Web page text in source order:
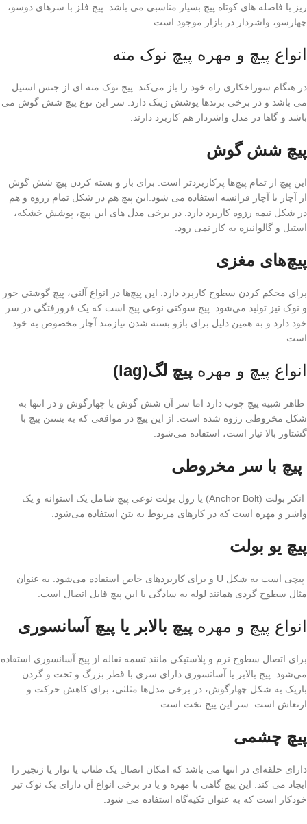
ریز با فاصله های کوتاه پیچ بسیار مناسبی می باشد. پیچ فلز با سرهای دوسو،
چهارسو، واشردار در بازار موجود است.
انواع پیچ و مهره پیچ نوک مته
در هنگام سوراخکاری راه خود را باز می‌کند. پیچ نوک مته ای از جنس استیل
می باشد و در برخی برندها پوشش زینک دارد. سر این نوع پیچ شش گوش می
باشد و گاها در مدل واشردار هم کاربرد دارند.
پیچ شش گوش
این پیچ از تمام پیچ‌ها پرکاربردتر است. برای باز و بسته کردن پیچ شش گوش
از آچار یا آچار فرانسه استفاده می شود.این پیچ هم در شکل تمام رزوه و هم
در شکل نیمه رزوه کاربرد دارد. در برخی مدل های این پیچ، پوشش خشکه،
استیل و گالوانیزه به کار نمی رود.
پیچ‌های مغزی
برای محکم کردن سطوح کاربرد دارد. این پیچ‌ها در انواع آلنی، پیچ گوشتی خور
و نوک تیز تولید می‌شود. پیچ سوکتی نوعی پیچ است که یک فرورفتگی در سر
خود دارد و به همین دلیل برای بازو بسته شدن نیازمند آچار مخصوص به خود
است.
انواع پیچ و مهره پیچ لگ(lag)
ظاهر شبیه پیچ چوب دارد اما سر آن شش گوش یا چهارگوش و در انتها به
شکل مخروطی رزوه شده است. از این پیچ در مواقعی که به بستن پیچ با
گشتاور بالا نیاز است، استفاده می‌شود.
پیچ با سر مخروطی
انکر بولت (Anchor Bolt) یا رول بولت نوعى پیچ شامل یک استوانه و یک
واشر و مهره است که در کارهای مربوط به بتن استفاده می‌شود.
پیچ یو بولت
پیچى است به شکل U و براى کاربردهای خاص استفاده می‌شود. به عنوان
مثال سطوح گردى همانند لوله به سادگی با این پیچ قابل اتصال است.
انواع پیچ و مهره پیچ بالابر یا پیچ آسانسوری
برای اتصال سطوح نرم و پلاستیکی مانند تسمه نقاله از پیچ آسانسوری استفاده
می‌شود. پیچ بالابر یا آسانسوری دارای سری با قطر بزرگ و تخت و گردن
باریک به شکل چهارگوش، در برخی مدل‌ها مثلثی، برای کاهش حرکت و
ارتعاش است. سر این پیچ تخت است.
پیچ چشمى
دارای حلقه‌ای در انتها می باشد که امکان اتصال یک طناب یا نوار یا زنجیر را
ایجاد می‌ کند. این پیچ گاهی با مهره و یا در برخی انواع آن دارای یک نوک تیز
خودکار است که به عنوان تکیه‌گاه استفاده می شود.